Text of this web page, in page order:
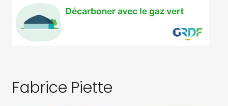
Fabrice Piette